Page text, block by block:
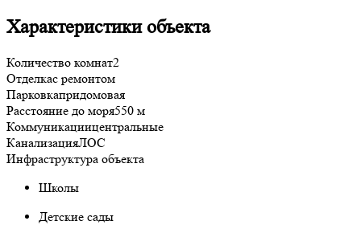
Характеристики объекта
Количество комнат2
Отделкас ремонтом
Парковкапридомовая
Расстояние до моря550 м
Коммуникациицентральные
КанализацияЛОС
Инфраструктура объекта
Школы
Детские сады